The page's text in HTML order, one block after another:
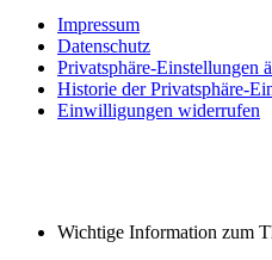
Impressum
Datenschutz
Privatsphäre-Einstellungen
Historie der Privatsphäre-
Einwilligungen widerrufen
Wichtige Information zum